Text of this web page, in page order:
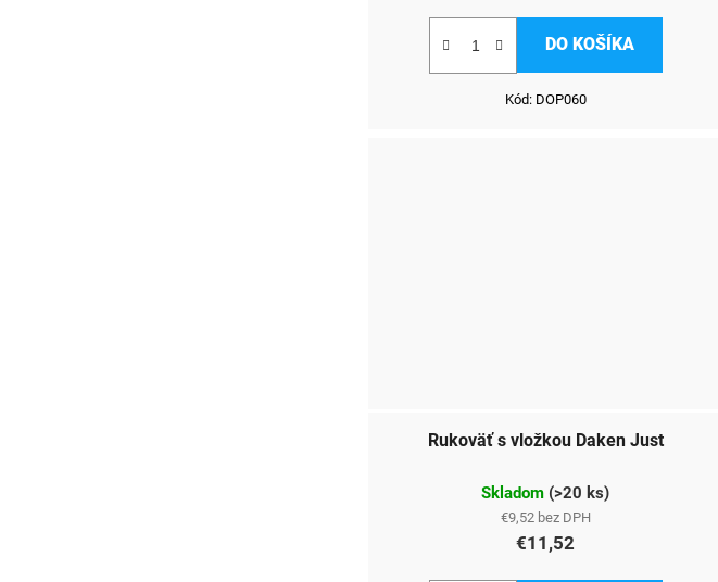
DO KOŠÍKA
Kód: DOP060
Rukoväť s vložkou Daken Just
Skladom (>20 ks)
€9,52 bez DPH
€11,52